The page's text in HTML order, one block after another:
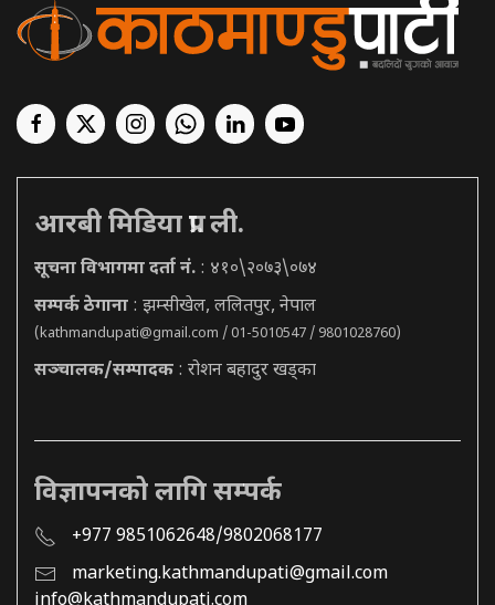
आरबी मिडिया प्रा. ली.
सूचना विभागमा दर्ता नं. : ४१०\२०७३\०७४
सम्पर्क ठेगाना : झम्सीखेल, ललितपुर, नेपाल
(kathmandupati@gmail.com / 01-5010547 / 9801028760)
सञ्चालक/सम्पादक : रोशन बहादुर खड्का
विज्ञापनको लागि सम्पर्क
+977 9851062648/9802068177
marketing.kathmandupati@gmail.com